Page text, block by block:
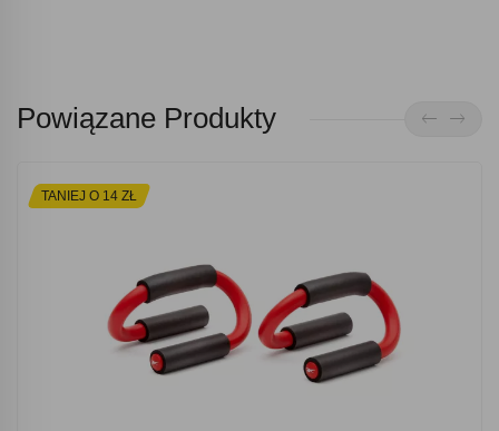
Powiązane Produkty
TANIEJ O 14 ZŁ